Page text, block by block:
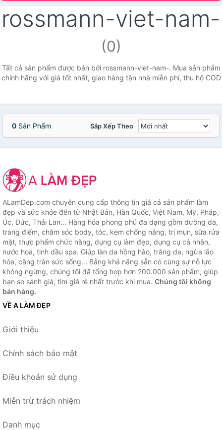
Face Shop
Face
nước lâu
Shop
rossmann-viet-nam-
(0)
Tất cả sản phẩm được bán bởi rossmann-viet-nam-. Mua sản phẩm
chính hãng với giá tốt nhất, giao hàng tận nhà miễn phí, thu hộ COD
0 Sản Phẩm Sắp Xếp Theo
ALamDep.com chuyên cung cấp thông tin giá cả sản phẩm làm
đẹp và sức khỏe đến từ Nhật Bản, Hàn Quốc, Việt Nam, Mỹ, Pháp,
Úc, Đức, Thái Lan... Hàng hóa phong phú đa dạng gồm dưỡng da,
trang điểm, chăm sóc body, tóc, kem chống nắng, trị mụn, sữa rửa
mặt, thực phẩm chức năng, dụng cụ làm đẹp, dụng cụ cá nhân,
nước hoa, tinh dầu spa. Giúp làn da hồng hào, trắng da, ngừa lão
hóa, căng tràn sức sống... Bằng khả năng sẵn có cùng sự nỗ lực
không ngừng, chúng tôi đã tổng hợp hơn 200.000 sản phẩm, giúp
bạn so sánh giá, tìm giá rẻ nhất trước khi mua. Chúng tôi không
bán hàng.
VỀ A LÀM ĐẸP
Giới thiệu
Chính sách bảo mật
Điều khoản sử dụng
Miễn trừ trách nhiệm
Danh mục